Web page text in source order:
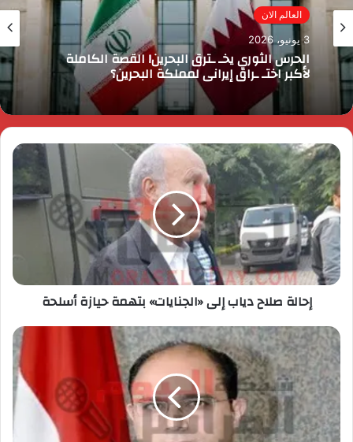
مصر الآن
رئيس الوزراء يقرر ضم مايا مرسي وزيرة التضامن
الاجتماعي إلى عضوية المجموعة الوزارية لريادة
الأعمال
إحالة صلاح دياب إلى «الجنايات» بتهمة حيازة أسلحة